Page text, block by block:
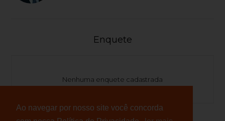
Ao navegar por nosso site você concorda
Enquete
Nenhuma enquete cadastrada